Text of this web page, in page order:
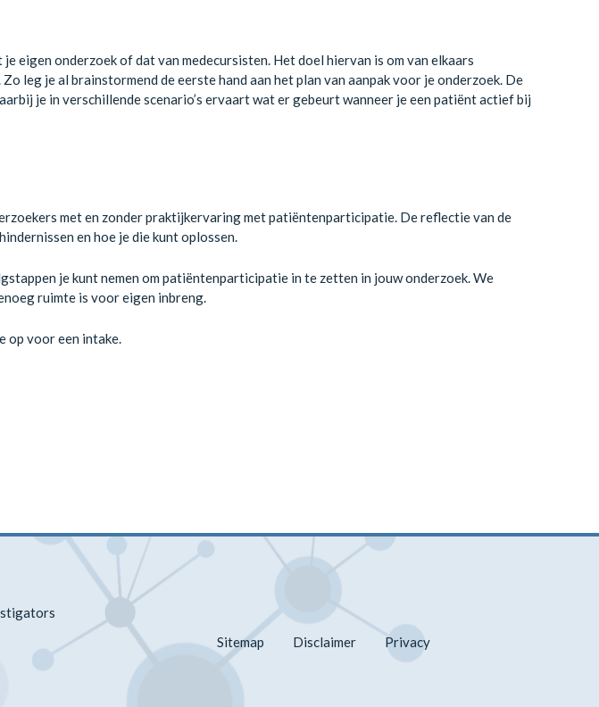
eigen onderzoek of dat van medecursisten. Het doel hiervan is om van elkaars
leg je al brainstormend de eerste hand aan het plan van aanpak voor je onderzoek. De
je in verschillende scenario’s ervaart wat er gebeurt wanneer je een patiënt actief bij
met en zonder praktijkervaring met patiëntenparticipatie. De reflectie van de
en hoe je die kunt oplossen.
je kunt nemen om patiëntenparticipatie in te zetten in jouw onderzoek. We
ruimte is voor eigen inbreng.
op voor een intake.
Sitemap Disclaimer Privacy